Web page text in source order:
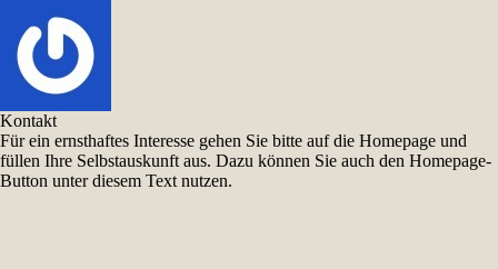
Kontakt
Für ein ernsthaftes Interesse gehen Sie bitte auf die Homepage und
füllen Ihre Selbstauskunft aus. Dazu können Sie auch den Homepage-
Button unter diesem Text nutzen.